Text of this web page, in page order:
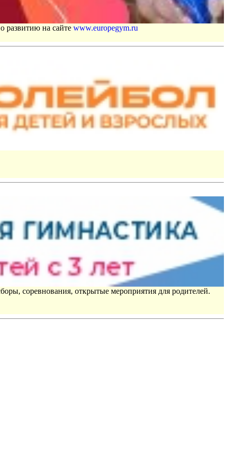
развитию на сайте www.europegym.ru
соревнования, открытые мероприятия для родителей.